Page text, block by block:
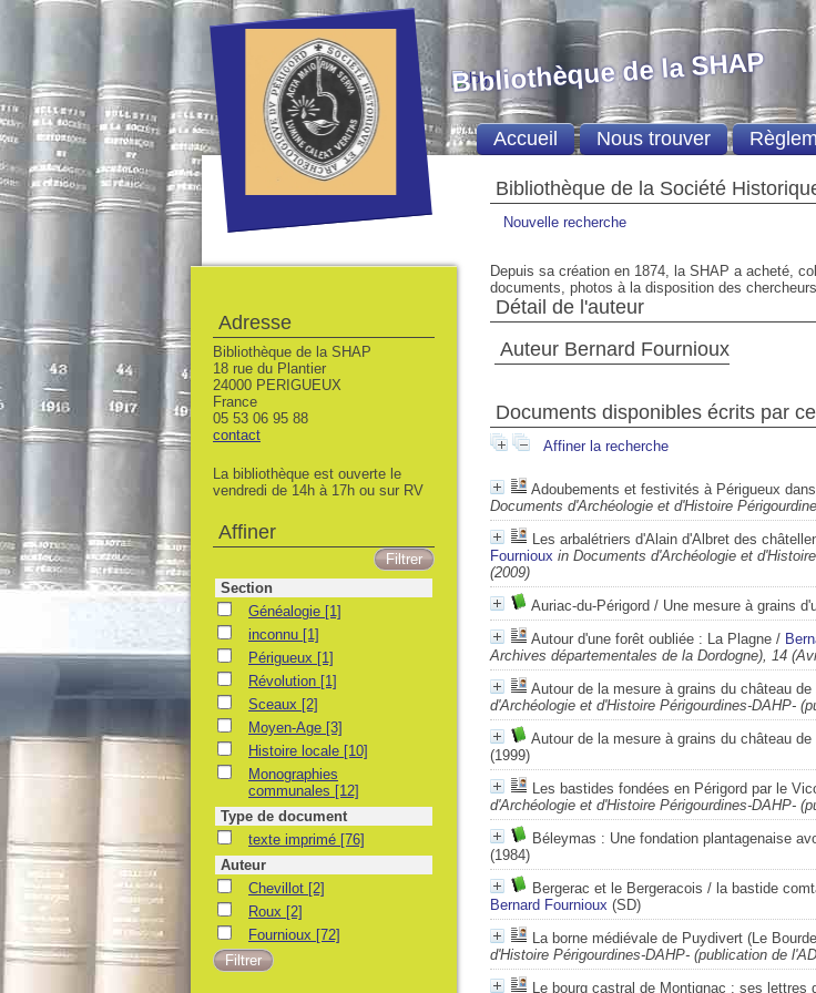
Bibliothèque de la Société
Nouvelle recherche
Depuis sa création en 1874, la SHAP a acheté,
documents, photos à la disposition des
Détail de l'auteur
Auteur Bernard Fournioux
Documents disponibles écrits par
Affiner la recherche
Adoubements et festivités à Périgueux
Documents d'Archéologie et d'Histoire
Les arbalétriers d'Alain d'Albret des
Fournioux in Documents d'Archéologie et
(2009)
Auriac-du-Périgord / Une mesure à grains
Autour d'une forêt oubliée : La Plagne /
Archives départementales de la Dordogne), 14
Autour de la mesure à grains du château
d'Archéologie et d'Histoire Périgourdines-DAHP-
Autour de la mesure à grains du château
(1999)
Les bastides fondées en Périgord par le
d'Archéologie et d'Histoire Périgourdines-DAHP-
Béleymas : Une fondation plantagenaise
(1984)
Bergerac et le Bergeracois / la bastide
Bernard Fournioux (SD)
La borne médiévale de Puydivert (Le
d'Histoire Périgourdines-DAHP- (publication de
Le bourg castral de Montignac : ses lettres
Bibliothèque de la SHAP
Accueil Nous trouver
Adresse
Bibliothèque de la SHAP
18 rue du Plantier
24000 PERIGUEUX
France
05 53 06 95 88
contact
La bibliothèque est ouverte le
vendredi de 14h à 17h ou sur RV
Affiner
Section
Généalogie [1]
inconnu [1]
Périgueux [1]
Révolution [1]
Sceaux [2]
Moyen-Age [3]
Histoire locale [10]
Monographies
communales [12]
Type de document
texte imprimé [76]
Auteur
Chevillot [2]
Roux [2]
Fournioux [72]